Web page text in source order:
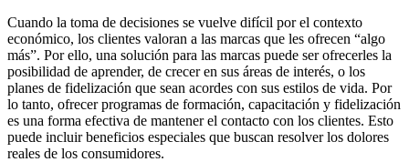
Cuando la toma de decisiones se vuelve difícil por el contexto
económico, los clientes valoran a las marcas que les ofrecen “algo
más”. Por ello, una solución para las marcas puede ser ofrecerles la
posibilidad de aprender, de crecer en sus áreas de interés, o los
planes de fidelización que sean acordes con sus estilos de vida. Por
lo tanto, ofrecer programas de formación, capacitación y fidelización
es una forma efectiva de mantener el contacto con los clientes. Esto
puede incluir beneficios especiales que buscan resolver los dolores
reales de los consumidores.